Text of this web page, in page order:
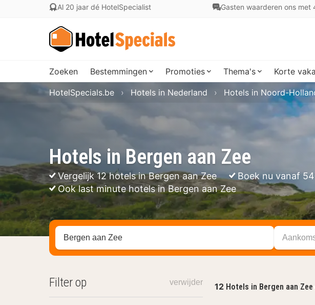
Al 20 jaar dé HotelSpecialist Gasten waarderen ons met
Zoeken Bestemmingen Promoties Thema's Korte
Hotels in Bergen aan Zee
Vergelijk 12 hotels in Bergen aan Zee
Boek nu vanaf
Ook last minute hotels in Bergen aan Zee
HotelSpecials.be Hotels in Nederland Hotels in Noord-
Zoek op hotel, regio of stad
12 Hotels in Bergen aan Zee
Filter op verwijder